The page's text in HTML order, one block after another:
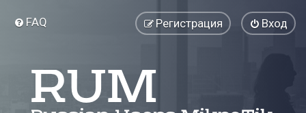
FAQ Вход
Регистрация